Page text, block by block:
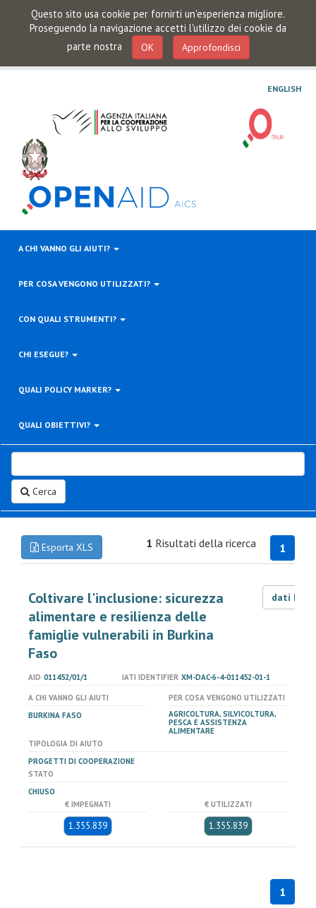
Questo sito usa cookie per fornirti un'esperienza migliore.
Proseguendo la navigazione accetti l'utilizzo dei cookie da
parte nostra
OK Approfondisci
ENGLISH
A CHI VANNO GLI AIUTI?
PER COSA VENGONO UTILIZZATI?
CON QUALI STRUMENTI?
CHI ESEGUE?
QUALI POLICY MARKER?
QUALI OBIETTIVI?
Cerca
Esporta XLS 1
1 Risultati della ricerca
Coltivare l'inclusione: sicurezza
alimentare e resilienza delle
famiglie vulnerabili in Burkina
Faso
dati LOD
AID 011452/01/1 IATI IDENTIFIER XM-DAC-6-4-011452-01-1
A CHI VANNO GLI AIUTI
BURKINA FASO
PER COSA VENGONO UTILIZZATI
AGRICOLTURA, SILVICOLTURA,
PESCA E ASSISTENZA
ALIMENTARE
TIPOLOGIA DI AIUTO
PROGETTI DI COOPERAZIONE
STATO
CHIUSO
€ IMPEGNATI
1.355.839
€ UTILIZZATI
1.355.839
1